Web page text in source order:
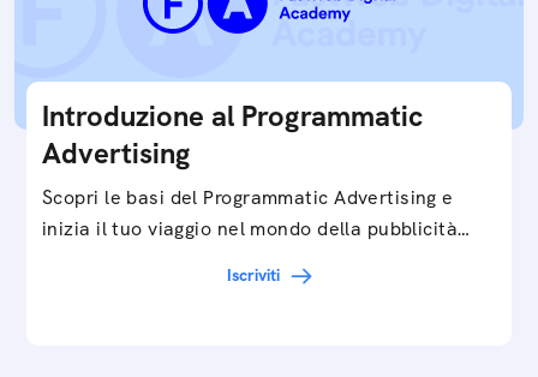
Introduzione al Programmatic
Advertising
Scopri le basi del Programmatic Advertising e
inizia il tuo viaggio nel mondo della pubblicità
Iscriviti